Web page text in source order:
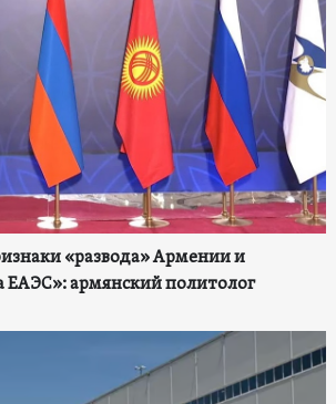
«развода» Армении и
ЕАЭС»: армянский политолог